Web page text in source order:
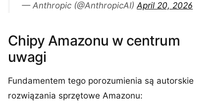
— Anthropic (@AnthropicAI)April 20, 2026
Chipy Amazonu w centrum
uwagi
Fundamentem tego porozumienia są autorskie
rozwiązania sprzętowe Amazonu: